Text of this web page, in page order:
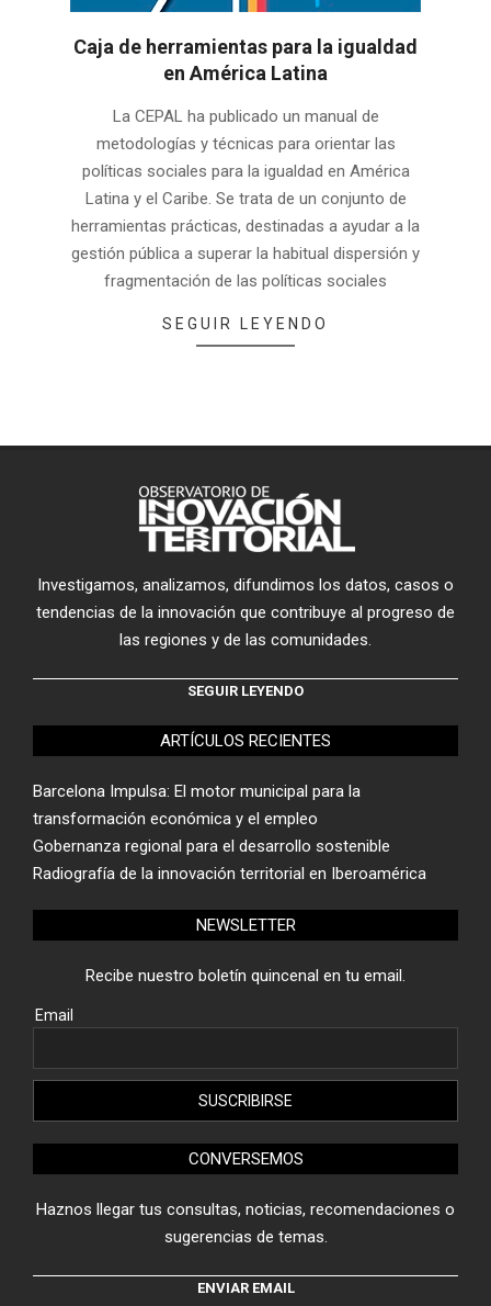
Caja de herramientas para la igualdad
en América Latina
La CEPAL ha publicado un manual de
metodologías y técnicas para orientar las
políticas sociales para la igualdad en América
Latina y el Caribe. Se trata de un conjunto de
herramientas prácticas, destinadas a ayudar a la
gestión pública a superar la habitual dispersión y
fragmentación de las políticas sociales
SEGUIR LEYENDO
Investigamos, analizamos, difundimos los datos, casos o
tendencias de la innovación que contribuye al progreso de
las regiones y de las comunidades.
SEGUIR LEYENDO
ARTÍCULOS RECIENTES
Barcelona Impulsa: El motor municipal para la
transformación económica y el empleo
Gobernanza regional para el desarrollo sostenible
Radiografía de la innovación territorial en Iberoamérica
NEWSLETTER
Recibe nuestro boletín quincenal en tu email.
Email
CONVERSEMOS
Haznos llegar tus consultas, noticias, recomendaciones o
sugerencias de temas.
ENVIAR EMAIL